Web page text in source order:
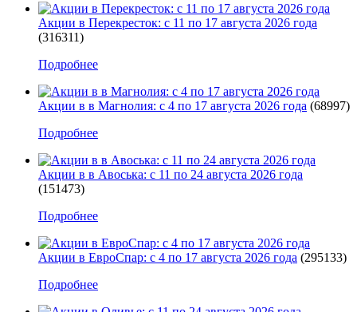
Акции в Перекресток: с 11 по 17 августа 2026 года
(316311)
Подробнее
Акции в в Магнолия: с 4 по 17 августа 2026 года (68997)
Подробнее
Акции в в Авоська: с 11 по 24 августа 2026 года
(151473)
Подробнее
Акции в ЕвроСпар: с 4 по 17 августа 2026 года (295133)
Подробнее